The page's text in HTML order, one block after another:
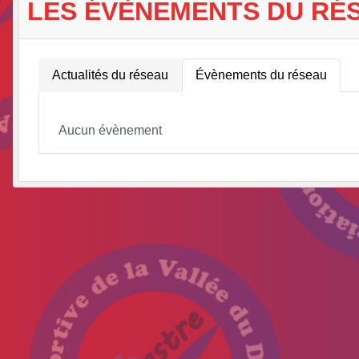
LES ÉVÈNEMENTS DU
Actualités du réseau Évènements du réseau
Aucun évènement